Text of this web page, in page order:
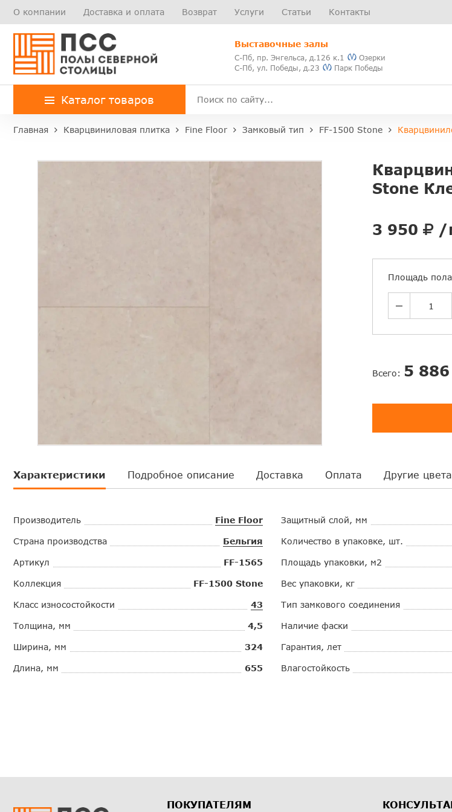
О компании Доставка и оплата Возврат Услуги Статьи Контакты
Выставочные залы
С-Пб, пр. Энгельса, д.126 к.1
Озерки
С-Пб, ул. Победы, д.23
Парк Победы
Каталог товаров
Главная Кварцвиниловая плитка Fine Floor Замковый тип FF-1500 Stone
Stone
3 950 /
Площадь пола
Всего: 5
Характеристики Подробное описание Доставка Оплата Другие цвета
Производитель Fine Floor
Страна производства Бельгия
Артикул FF-1565
Коллекция FF-1500 Stone
Класс износостойкости 43
Толщина, мм 4,5
Ширина, мм 324
Длина, мм 655
Защитный слой, мм
Количество в упаковке, шт.
Площадь упаковки, м2
Вес упаковки, кг
Тип замкового соединения
Наличие фаски
Гарантия, лет
Влагостойкость
ПОКУПАТЕЛЯМ